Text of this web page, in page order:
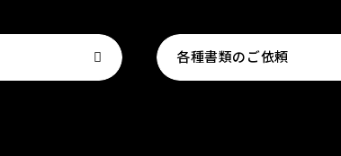
各種書類のご依頼